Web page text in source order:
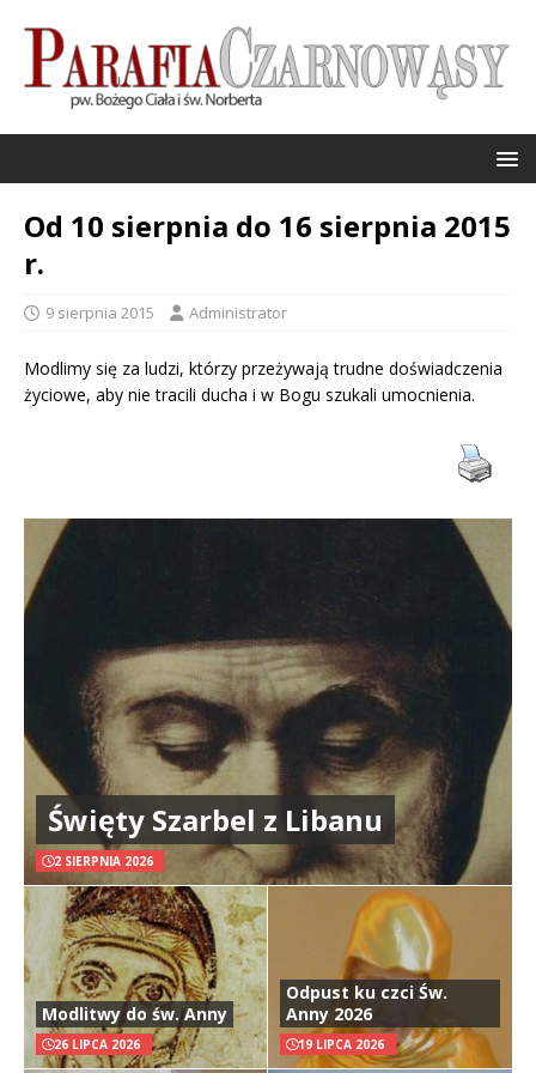
Od 10 sierpnia do 16 sierpnia 2015
r.
9 sierpnia 2015 Administrator
Modlimy się za ludzi, którzy przeżywają trudne doświadczenia
życiowe, aby nie tracili ducha i w Bogu szukali umocnienia.
Święty Szarbel z Libanu
2 SIERPNIA 2026
Modlitwy do św. Anny
26 LIPCA 2026
Odpust ku czci Św.
Anny 2026
19 LIPCA 2026